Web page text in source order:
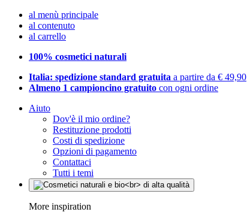
al menù principale
al contenuto
al carrello
100% cosmetici naturali
Italia: spedizione standard gratuita a partire da € 49,90
Almeno 1 campioncino gratuito con ogni ordine
Aiuto
Dov'è il mio ordine?
Restituzione prodotti
Costi di spedizione
Opzioni di pagamento
Contattaci
Tutti i temi
More inspiration